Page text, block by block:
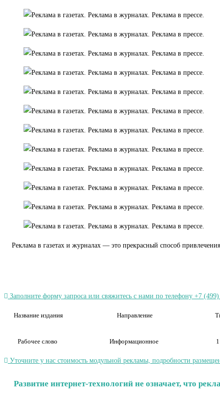
Реклама в газетах и журналах — это прекрасный способ
Заполните форму запроса или свяжитесь с нами по телефону +7
Название издания Направление
Рабочее слово Информационное
Уточните у нас стоимость модульной рекламы, подробности
Развитие интернет-технологий не означает, что